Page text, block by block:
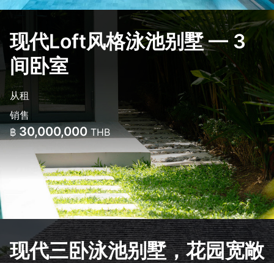
现代Loft风格泳池别墅 — 3
间卧室
从租
销售
฿ 30,000,000THB
现代三卧泳池别墅，花园宽敞